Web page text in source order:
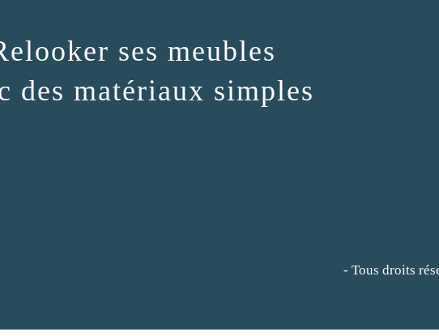
ses meubles
des matériaux simples
- Tous droits